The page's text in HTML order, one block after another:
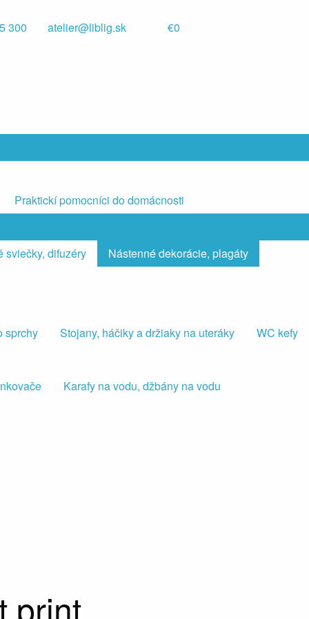
300 atelier@liblig.sk €0
Praktickí pomocníci do domácnosti
sviečky, difuzéry Nástenné dekorácie, plagáty
sprchy Stojany, háčiky a držiaky na uteráky WC kefy
Karafy na vodu, džbány na vodu
print